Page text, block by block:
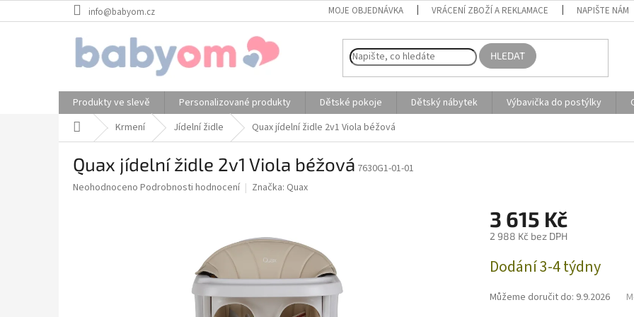
na
info@babyom.cz MOJE OBJEDNÁVKA VRÁCENÍ ZBOŽÍ A REKLAMACE NAPIŠTE NÁM
HLEDAT
Produkty ve slevě Personalizované produkty Dětské pokoje Dětský nábytek Výbavička do postýlky
Domů Krmení Jídelní židle Quax jídelní židle 2v1 Viola béžová
Quax jídelní židle 2v1 Viola béžová 7630G1-01-01
Průměrné
Neohodnoceno Podrobnosti hodnocení Značka: Quax
3 615 Kč
2 988 Kč bez DPH
cena:
Dodání 3-4 týdny
Můžeme doručit do: 9.9.2026